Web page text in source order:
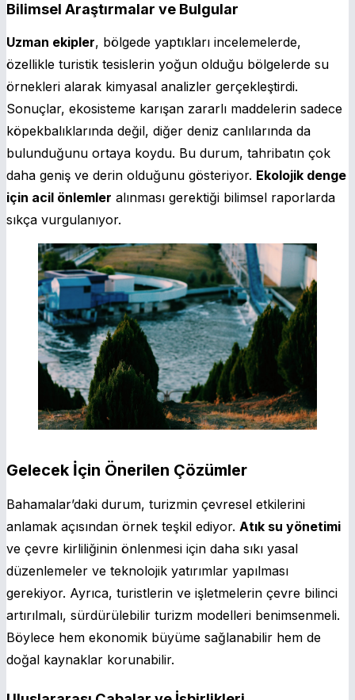
Bilimsel Araştırmalar ve Bulgular
Uzman ekipler, bölgede yaptıkları incelemelerde,
özellikle turistik tesislerin yoğun olduğu bölgelerde su
örnekleri alarak kimyasal analizler gerçekleştirdi.
Sonuçlar, ekosisteme karışan zararlı maddelerin sadece
köpekbalıklarında değil, diğer deniz canlılarında da
bulunduğunu ortaya koydu. Bu durum, tahribatın çok
daha geniş ve derin olduğunu gösteriyor. Ekolojik denge
için acil önlemler alınması gerektiği bilimsel raporlarda
sıkça vurgulanıyor.
Gelecek İçin Önerilen Çözümler
Bahamalar’daki durum, turizmin çevresel etkilerini
anlamak açısından örnek teşkil ediyor. Atık su yönetimi
ve çevre kirliliğinin önlenmesi için daha sıkı yasal
düzenlemeler ve teknolojik yatırımlar yapılması
gerekiyor. Ayrıca, turistlerin ve işletmelerin çevre bilinci
artırılmalı, sürdürülebilir turizm modelleri benimsenmeli.
Böylece hem ekonomik büyüme sağlanabilir hem de
doğal kaynaklar korunabilir.